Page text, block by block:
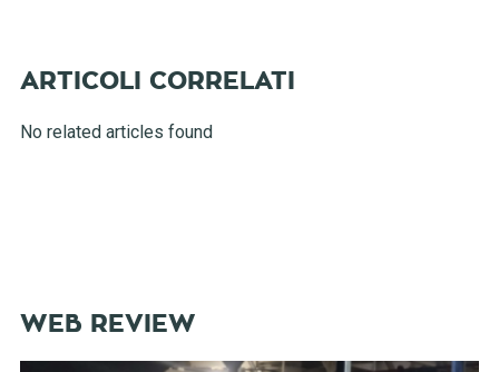
No related articles found
WEB REVIEW